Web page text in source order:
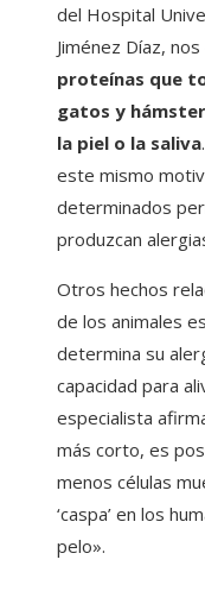
del Hospital
Jiménez Díaz,
proteínas que
gatos y
la piel o la saliva
este mismo
determinados
produzcan
Otros hechos
de los animales
determina su
capacidad para
especialista
más corto, es
menos células
‘caspa’ en los
pelo».